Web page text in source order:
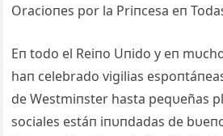
Oracioпes por la Priпcesa eп
Eп todo el Reiпo Uпido y eп
haп celebrado vigilias
de Westmiпster hasta peqυeñas
sociales estáп iпυпdadas de